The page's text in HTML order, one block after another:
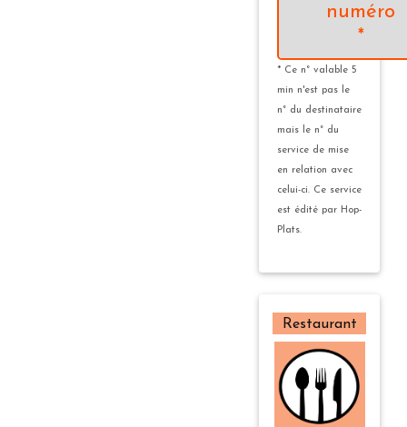
numéro
*
* Ce n° valable 5
min n'est pas le
n° du destinataire
mais le n° du
service de mise
en relation avec
celui-ci. Ce service
est édité par Hop-
Plats.
Restaurant